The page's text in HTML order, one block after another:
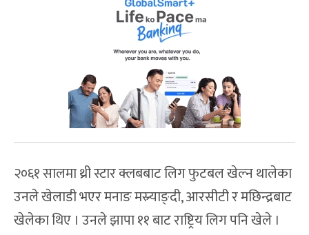
२०६१ सालमा थ्री स्टार क्लबबाट लिग फुटबल खेल्न थालेका
उनले खेलाडी भएर मनाङ मस्र्याङ्दी, आरसीटी र मछिन्द्रबाट
खेलेका थिए । उनले झापा ११ बाट राष्ट्रिय लिग पनि खेले ।